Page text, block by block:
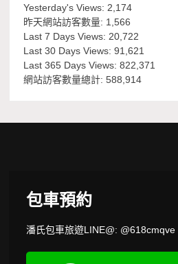
Yesterday's Views: 2,174
昨天網站訪客數量: 1,566
Last 7 Days Views: 20,722
Last 30 Days Views:91,621
Last 365 Days Views:822,371
網站訪客數量總計:588,914
包車預約
潘氏包車旅遊LINE@: @618cmqve